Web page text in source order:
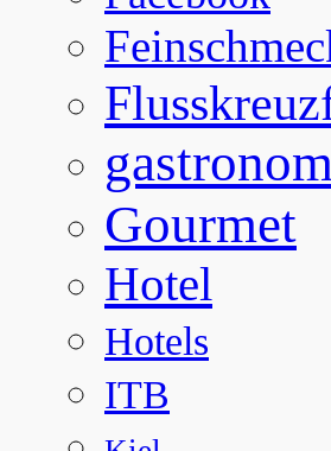
Gourmet
Hotel
Hotels
ITB